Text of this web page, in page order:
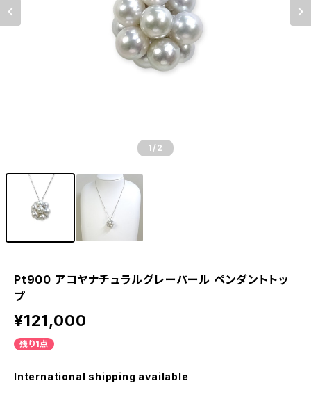
1 /2
Pt900 アコヤナチュラルグレーパール ペンダントトッ
プ
¥121,000
残り1点
International shipping available